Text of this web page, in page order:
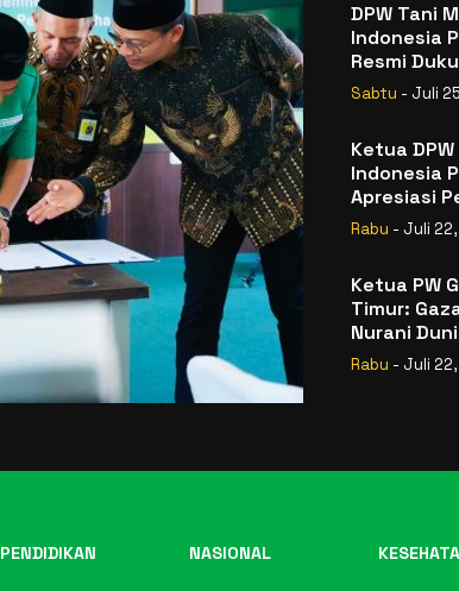
DPW Tani
Indonesia
Resmi
Muzakir
Wakil
Sabtu - Juli
Ketua
Indonesia
Apresiasi
Sudaryono
Kepala
Rabu - Juli
Ketua PW
Timur:
Nurani
Reformasi
Rabu - Juli
PENDIDIKAN NASIONAL